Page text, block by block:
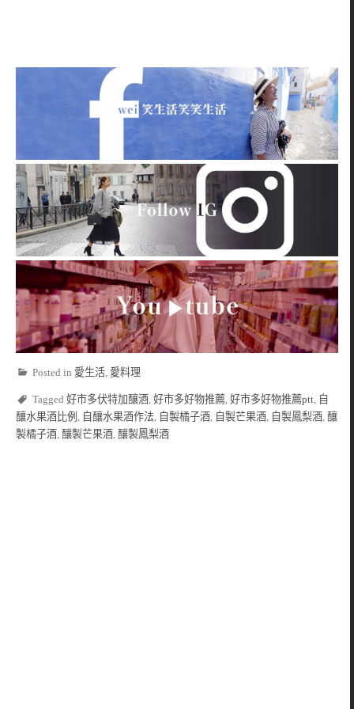
Posted in 愛生活, 愛料理
Tagged 好市多伏特加釀酒, 好市多好物推薦, 好市多好物推薦ptt, 自
釀水果酒比例 , 自釀水果酒作法, 自製橘子酒, 自製芒果酒, 自製鳳梨酒, 釀
製橘子酒, 釀製芒果酒, 釀製鳳梨酒